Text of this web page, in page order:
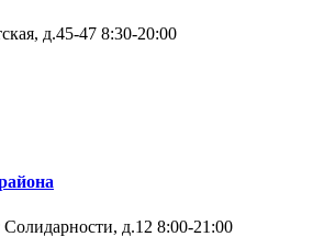
д.45-47 8:30-20:00
Солидарности, д.12 8:00-21:00